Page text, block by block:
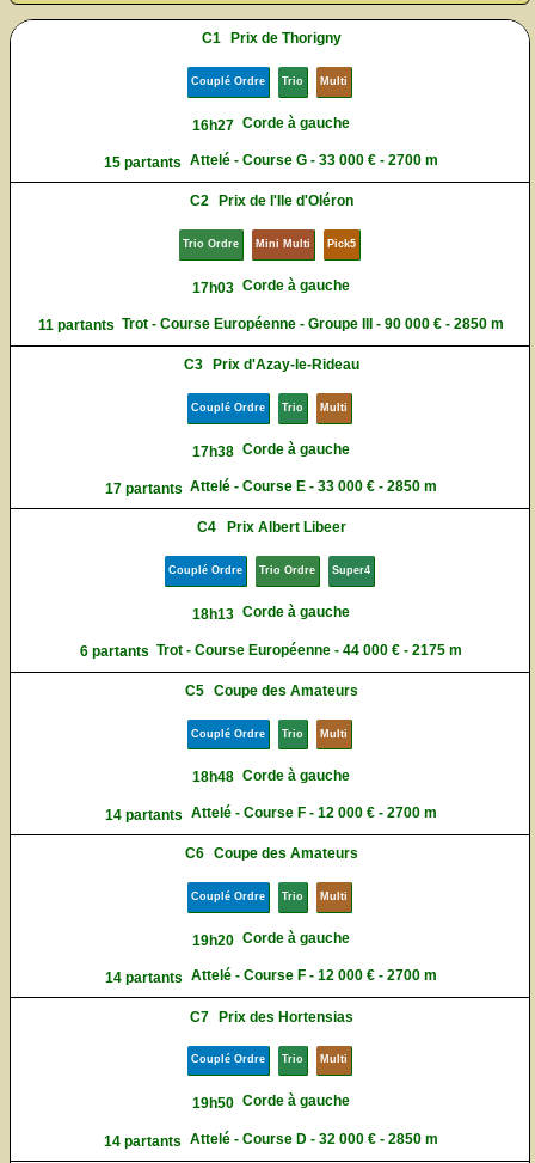
C1 Prix de Thorigny
Couplé Ordre Trio Multi
16h27 Corde à gauche
15 partants Attelé - Course G - 33 000 € - 2700 m
C2 Prix de l'Ile d'Oléron
Trio Ordre Mini Multi Pick5
17h03 Corde à gauche
11 partants Trot - Course Européenne - Groupe III - 90 000 € - 2850 m
C3 Prix d'Azay-le-Rideau
Couplé Ordre Trio Multi
17h38 Corde à gauche
17 partants Attelé - Course E - 33 000 € - 2850 m
C4 Prix Albert Libeer
Couplé Ordre Trio Ordre Super4
18h13 Corde à gauche
6 partants Trot - Course Européenne - 44 000 € - 2175 m
C5 Coupe des Amateurs
Couplé Ordre Trio Multi
18h48 Corde à gauche
14 partants Attelé - Course F - 12 000 € - 2700 m
C6 Coupe des Amateurs
Couplé Ordre Trio Multi
19h20 Corde à gauche
14 partants Attelé - Course F - 12 000 € - 2700 m
C7 Prix des Hortensias
Couplé Ordre Trio Multi
19h50 Corde à gauche
14 partants Attelé - Course D - 32 000 € - 2850 m